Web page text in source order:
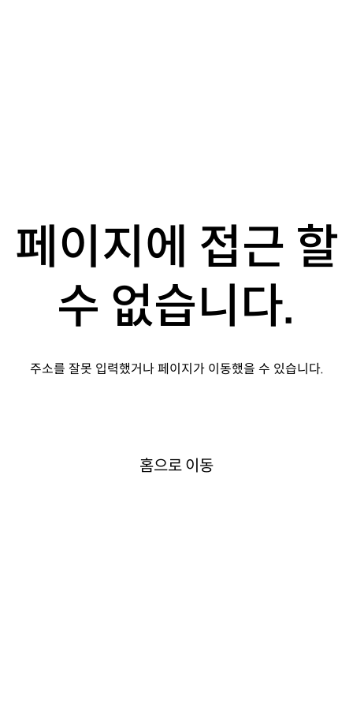
페이지에 접근 할
수 없습니다.
주소를 잘못 입력했거나 페이지가 이동했을 수 있습니다.
홈으로 이동